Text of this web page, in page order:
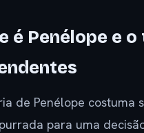
é Penélope e
de Penélope
para uma